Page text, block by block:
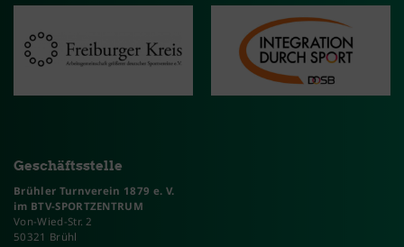
Geschäftsstelle
Brühler Turnverein 1879 e. V.
im BTV-SPORTZENTRUM
Von-Wied-Str. 2
50321 Brühl